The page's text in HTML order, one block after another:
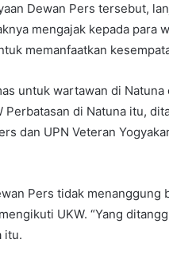
Dewan Pers tersebut,
mengajak kepada para
memanfaatkan
untuk wartawan di
Perbatasan di Natuna itu,
dan UPN Veteran
Pers tidak
UKW. “Yang
itu.